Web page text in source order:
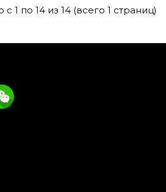
с 1 по 14 из 14 (всего 1 страниц)